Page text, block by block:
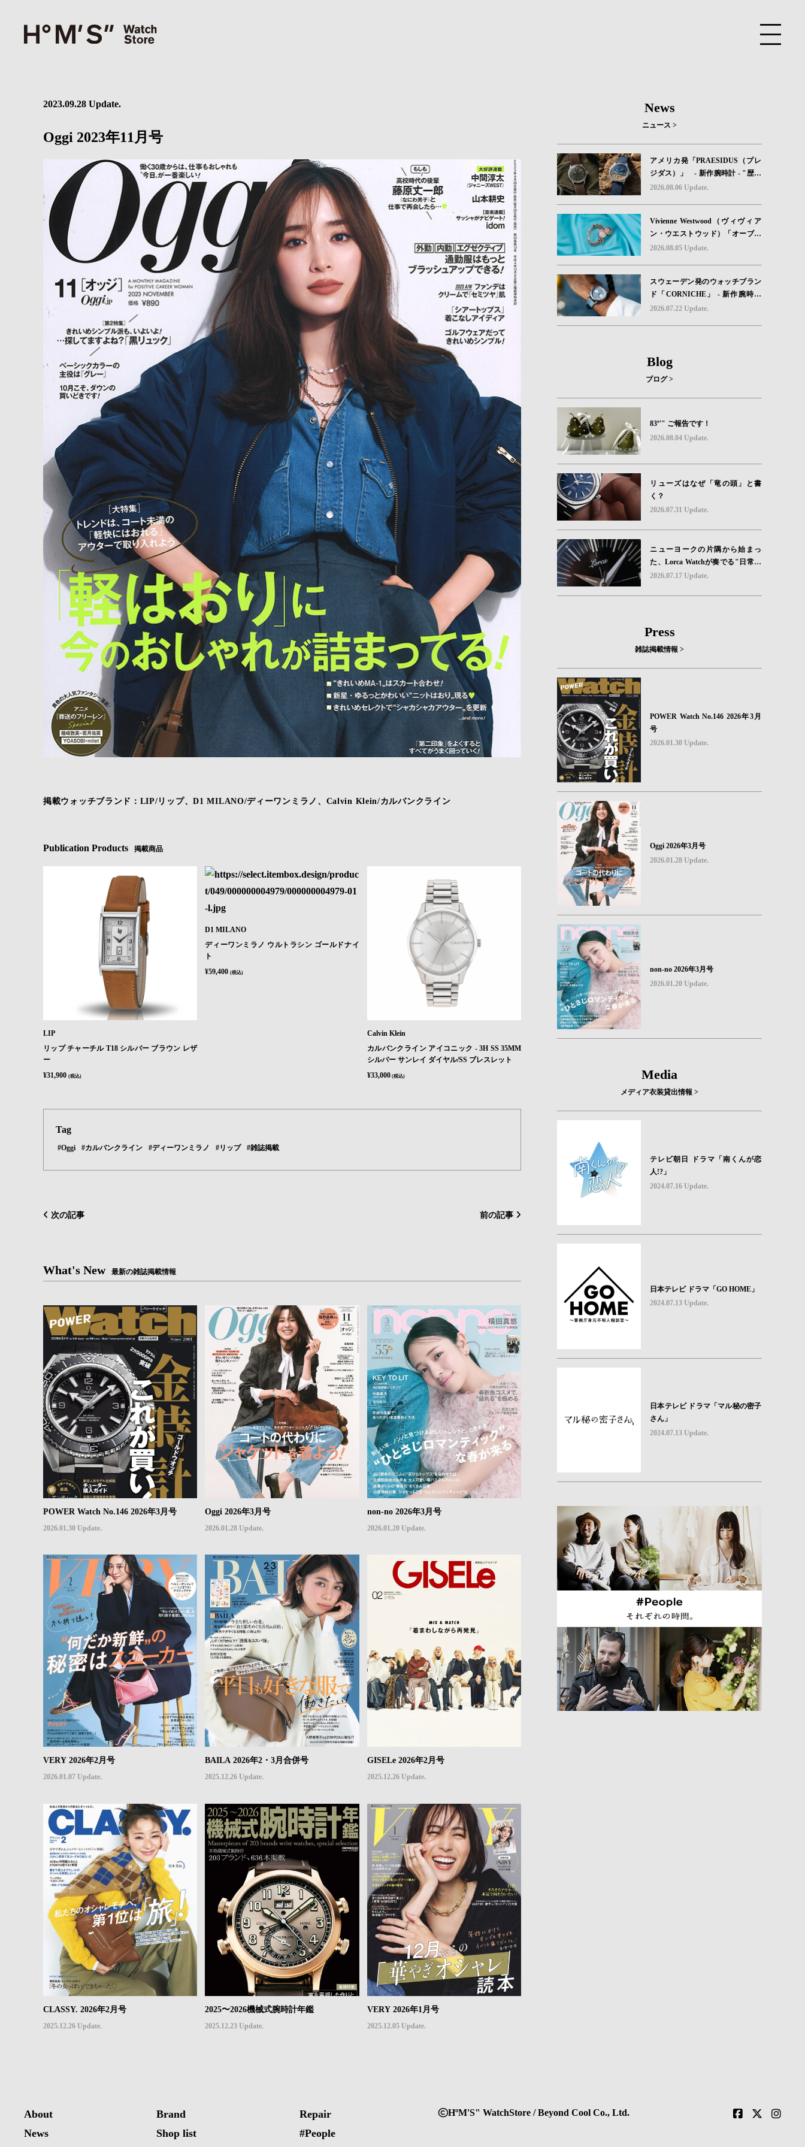
2023.09.28 Update.
Oggi 2023年11月号
掲載ウォッチブランド：LIP/リップ、D1 MILANO/ディーワンミラノ、Calvin Klein/カルバンクライン
Publication Products 掲載商品
LIP
リップ チャーチル T18 シルバー ブラウン レザ
ー
¥31,900 (税込)
D1 MILANO
ディーワンミラノ ウルトラシン ゴールドナイ
ト
¥59,400 (税込)
Calvin Klein
カルバンクライン アイコニック - 3H SS 35MM
シルバー サンレイ ダイヤル/SS ブレスレット
¥33,000 (税込)
Tag
#Oggi #カルバンクライン #ディーワンミラノ #リップ #雑誌掲載
次の記事 前の記事
What's New 最新の雑誌掲載情報
POWER Watch No.146 2026年3月号
2026.01.30 Update.
Oggi 2026年3月号
2026.01.28 Update.
non-no 2026年3月号
2026.01.20 Update.
VERY 2026年2月号
2026.01.07 Update.
BAILA 2026年2・3月合併号
2025.12.26 Update.
GISELe 2026年2月号
2025.12.26 Update.
CLASSY. 2026年2月号
2025.12.26 Update.
2025〜2026機械式腕時計年鑑
2025.12.23 Update.
VERY 2026年1月号
2025.12.05 Update.
News
ニュース >
アメリカ発「PRAESIDUS（プレ
ジダス）」 - 新作腕時計 - "歴史
を身に着ける“ -戦場を駆け抜けた
字盤に閉じ込めた「A-11」コレク
ション2種類が発売。
2026.08.06 Update.
Vivienne Westwood（ヴィヴィア
ン・ウエストウッド）「オーブボ
タン」コレクションに、⽇本限定
2026.08.05 Update.
スウェーデン発のウォッチブラン
ド「CORNICHE」 - 新作腕時計
地中海の夏を映す、爽やかなブル
2026.07.22 Update.
Blog
ブログ >
83º'" ご報告です！
2026.08.04 Update.
リューズはなぜ「竜の頭」と書
く？
2026.07.31 Update.
ニューヨークの片隅から始まっ
た、Lorca Watchが奏でる"日常の
ロマン"｜Brand Picks #08
2026.07.17 Update.
Press
雑誌掲載情報 >
POWER Watch No.146 2026年3月
号
2026.01.30 Update.
Oggi 2026年3月号
2026.01.28 Update.
non-no 2026年3月号
2026.01.20 Update.
Media
メディア衣装貸出情報 >
テレビ朝日 ドラマ「南くんが恋
人!?」
2024.07.16 Update.
日本テレビ ドラマ「GO HOME」
2024.07.13 Update.
日本テレビ ドラマ「マル秘の密子
さん」
2024.07.13 Update.
About
News
Brand
Shop list
Repair
#People
HºM'S" WatchStore / Beyond Cool Co., Ltd.